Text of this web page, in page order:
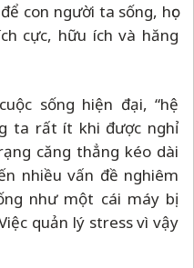
con người ta sống, học
cực, hữu ích và hăng
sống hiện đại, “hệ
ta rất ít khi được nghỉ
căng thẳng kéo dài
nhiều vấn đề nghiêm
như một cái máy bị
quản lý stress vì vậy